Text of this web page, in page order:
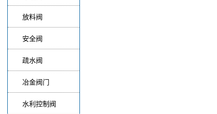
放料阀
安全阀
疏水阀
冶金阀门
水利控制阀